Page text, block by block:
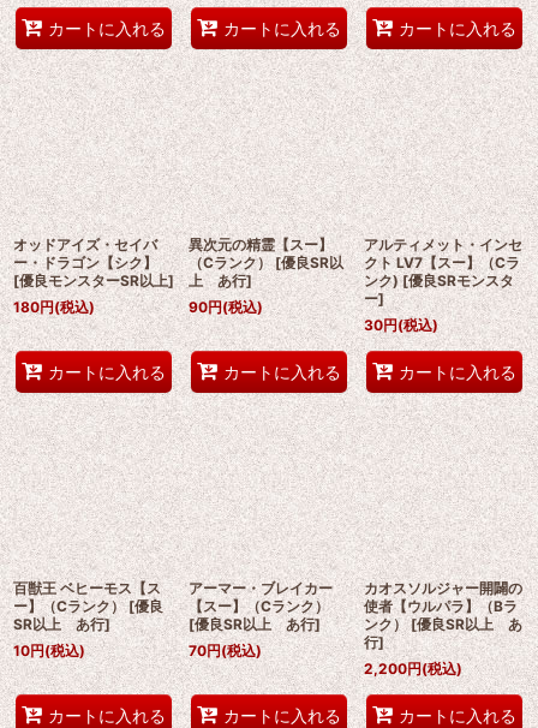
カートに入れる カートに入れる カートに入れる
オッドアイズ・セイバ
ー・ドラゴン【シク】
[優良モンスターSR以上]
180円(税込)
カートに入れる
異次元の精霊【スー】
（Cランク） [優良SR以
上 あ行]
90円(税込)
カートに入れる
アルティメット・インセ
クト LV7【スー】（Cラ
ンク) [優良SRモンスタ
ー]
30円(税込)
カートに入れる
百獣王 ベヒーモス【ス
ー】（Cランク） [優良
SR以上 あ行]
10円(税込)
カートに入れる
アーマー・ブレイカー
【スー】（Cランク）
[優良SR以上 あ行]
70円(税込)
カートに入れる
カオスソルジャー開闢の
使者【ウルパラ】（Bラ
ンク） [優良SR以上 あ
行]
2,200円(税込)
カートに入れる